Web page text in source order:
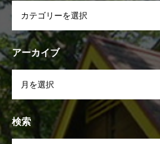
アーカイブ
検索